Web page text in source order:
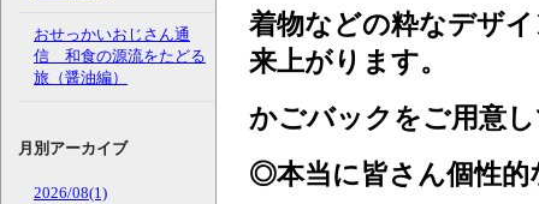
おせっかいおじさん通
信 和食の源流をたどる
旅（醤油編）
月別アーカイブ
2026/08(1)
着物などの粋なデザ
来上がります。
かごバックをご用意
◎本当に皆さん個性的